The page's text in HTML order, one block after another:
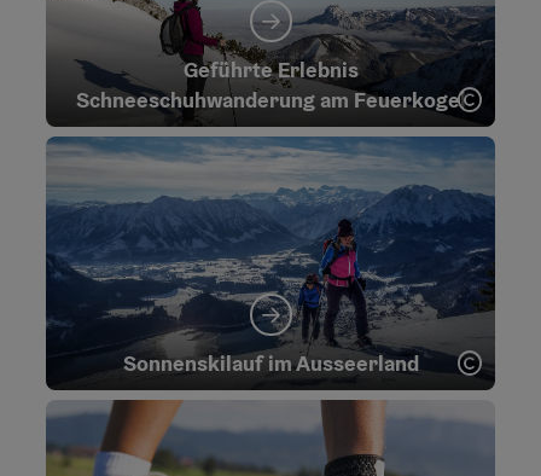
Geführte Erlebnis
Schneeschuhwanderung am Feuerkogel
Sonnenskilauf im Ausseerland